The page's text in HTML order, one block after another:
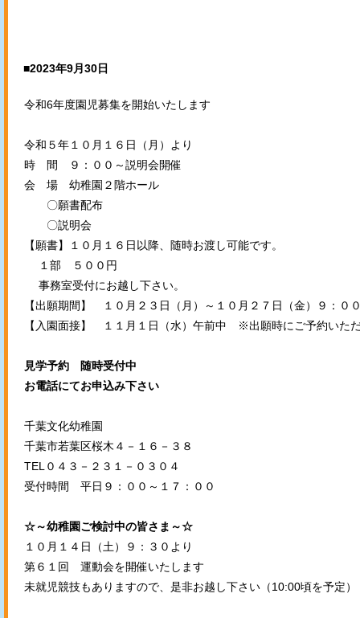
■2023年9月30日
令和6年度園児募集を開始いたします
令和５年１０月１６日（月）より
時 間 ９：００～説明会開催
会 場 幼稚園２階ホール
〇願書配布
〇説明会
【願書】１０月１６日以降、随時お渡し可能です。
１部 ５００円
事務室受付にお越し下さい。
【出願期間】 １０月２３日（月）～１０月２７日（金）９：０
【入園面接】 １１月１日（水）午前中 ※出願時にご予約いた
見学予約 随時受付中
お電話にてお申込み下さい
千葉文化幼稚園
千葉市若葉区桜木４－１６－３８
TEL０４３－２３１－０３０４
受付時間 平日９：００～１７：００
☆～幼稚園ご検討中の皆さま～☆
１０月１４日（土）９：３０より
第６１回 運動会を開催いたします
未就児競技もありますので、是非お越し下さい（10:00頃を予定）